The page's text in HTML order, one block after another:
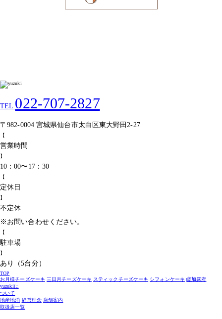
TEL 022-707-2827
〒982-0004 宮城県仙台市太白区東大野田2-27
【
営業時間
】
10：00〜17：30
【
定休日
】
不定休
※お問い合わせください。
【
駐車場
】
あり（5台分）
TOP
お月様チーズケーキ 三日月チーズケーキ スティックチーズケーキ シフォンケーキ 嵯加露府
yuzukiに
ついて
地産地消 経営理念 店舗案内
取扱店一覧